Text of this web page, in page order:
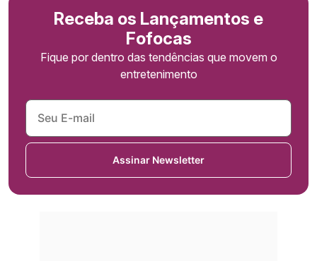
Receba os Lançamentos e
Fofocas
Fique por dentro das tendências que movem o
entretenimento
Assinar Newsletter